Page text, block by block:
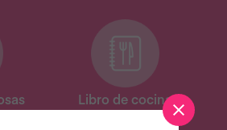
Libro de cocina